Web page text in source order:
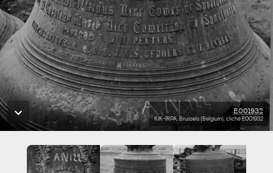
E001932
KIK-IRPA, Brussels (Belgium), cliché E001932